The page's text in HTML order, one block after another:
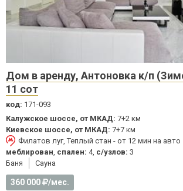
Дом в аренду, Антоновка к/п
11 сот
код: 171-093
Калужское шоссе, от МКАД: 7+2 км
Киевское шоссе, от МКАД: 7+7 км
Филатов луг, Теплый стан - от 12 мин на авто
меблирован, спален: 4, с/узлов: 3
Баня
Cауна
360 000 /мес.